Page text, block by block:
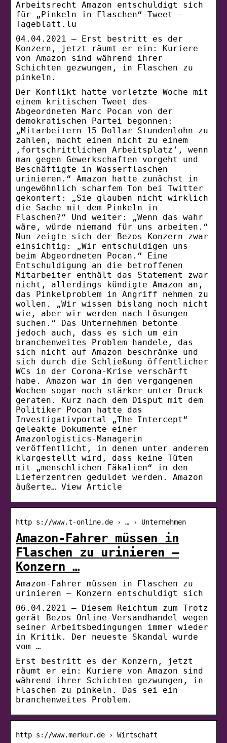
Arbeitsrecht Amazon entschuldigt sich
für „Pinkeln in Flaschen“-Tweet –
Tageblatt.lu
04.04.2021 — Erst bestritt es der
Konzern, jetzt räumt er ein: Kuriere
von Amazon sind während ihrer
Schichten gezwungen, in Flaschen zu
pinkeln.
Der Konflikt hatte vorletzte Woche mit
einem kritischen Tweet des
Abgeordneten Marc Pocan von der
demokratischen Partei begonnen:
„Mitarbeitern 15 Dollar Stundenlohn zu
zahlen, macht einen nicht zu einem
‚fortschrittlichen Arbeitsplatz’, wenn
man gegen Gewerkschaften vorgeht und
Beschäftigte in Wasserflaschen
urinieren.“ Amazon hatte zunächst in
ungewöhnlich scharfem Ton bei Twitter
gekontert: „Sie glauben nicht wirklich
die Sache mit dem Pinkeln in
Flaschen?“ Und weiter: „Wenn das wahr
wäre, würde niemand für uns arbeiten.“
Nun zeigte sich der Bezos-Konzern zwar
einsichtig: „Wir entschuldigen uns
beim Abgeordneten Pocan.“ Eine
Entschuldigung an die betroffenen
Mitarbeiter enthält das Statement zwar
nicht, allerdings kündigte Amazon an,
das Pinkelproblem in Angriff nehmen zu
wollen. „Wir wissen bislang noch nicht
wie, aber wir werden nach Lösungen
suchen.“ Das Unternehmen betonte
jedoch auch, dass es sich um ein
branchenweites Problem handele, das
sich nicht auf Amazon beschränke und
sich durch die Schließung öffentlicher
WCs in der Corona-Krise verschärft
habe. Amazon war in den vergangenen
Wochen sogar noch stärker unter Druck
geraten. Kurz nach dem Disput mit dem
Politiker Pocan hatte das
Investigativportal „The Intercept“
geleakte Dokumente einer
Amazonlogistics-Managerin
veröffentlicht, in denen unter anderem
klargestellt wird, dass keine Tüten
mit „menschlichen Fäkalien“ in den
Lieferzentren geduldet werden. Amazon
äußerte… View Article
http s://www.t-online.de › … › Unternehmen
Amazon-Fahrer müssen in
Flaschen zu urinieren –
Konzern …
Amazon-Fahrer müssen in Flaschen zu
urinieren – Konzern entschuldigt sich
06.04.2021 — Diesem Reichtum zum Trotz
gerät Bezos Online-Versandhandel wegen
seiner Arbeitsbedingungen immer wieder
in Kritik. Der neueste Skandal wurde
vom …
Erst bestritt es der Konzern, jetzt
räumt er ein: Kuriere von Amazon sind
während ihrer Schichten gezwungen, in
Flaschen zu pinkeln. Das sei ein
branchenweites Problem.
http s://www.merkur.de › Wirtschaft